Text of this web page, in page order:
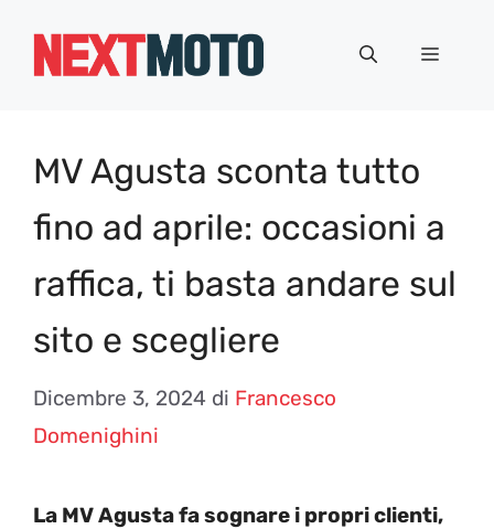
Menu
MV Agusta sconta tutto
fino ad aprile: occasioni a
raffica, ti basta andare sul
sito e scegliere
Dicembre 3, 2024 di Francesco
Domenighini
La MV Agusta fa sognare i propri clienti,